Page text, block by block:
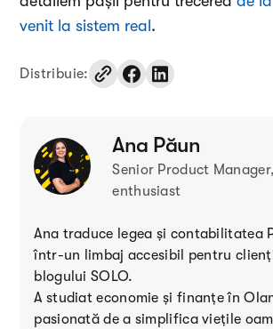
venit la sistem real .
Distribuie:
Ana Păun
Senior Product
enthusiast
Ana traduce legea și contabilitatea
într-un limbaj accesibil pentru
blogului SOLO.
A studiat economie și finanțe în
pasionată de a simplifica viețile